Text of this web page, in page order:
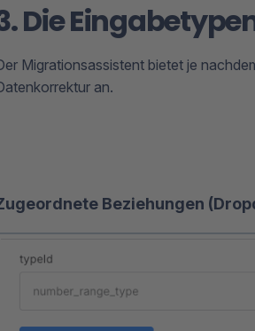
Die
Migrationsassistent bietet je
an.
Beziehungen